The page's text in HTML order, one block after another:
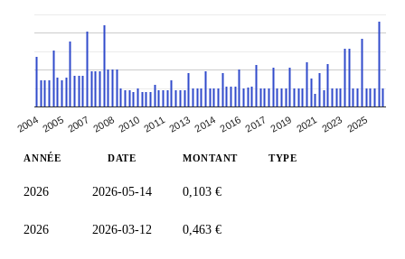
2004 2005 2007 20082010 201120132014 2016 2017 2019 2021 2023 2025
ANNÉE DATE MONTANT TYPE
2026 2026-05-14 0,103 €
2026 2026-03-12 0,463 €